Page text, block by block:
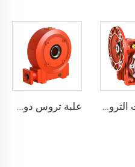
مخفضات التروس الحلزونية WMRV (تصميم فريد) علبة تروس دودية من سلسلة WG